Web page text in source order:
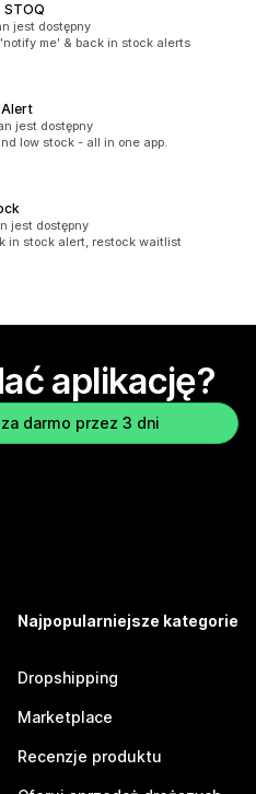
STOQ
jest dostępny
me' & back in stock alerts
jest dostępny
low stock - all in one app.
jest dostępny
in stock alert, restock waitlist
aplikację?
darmo przez 3 dni
Najpopularniejsze kategorie
Dropshipping
Marketplace
Recenzje produktu